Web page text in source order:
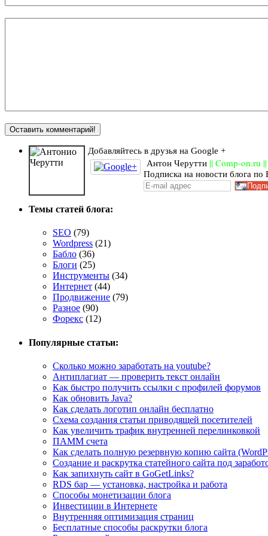
Добавляйтесь в друзья на Google +
Антон Черутти || Comp-on.ru ||
Подписка на новости блога по
Темы статей блога:
SEO (79)
Wordpress (21)
Бабло (36)
Блоги (25)
Инструменты (34)
Интернет (44)
Продвижение (79)
Разное (90)
Форекс (12)
Популярные статьи:
Сколько можно заработать на youtube?
Антиплагиат — проверить текст онлайн
Как быстро получить ссылки с профилей форумов
Как обновить Java?
Как сделать логотип онлайн бесплатно
Cхема создания статьи приводящей посетителей
Как увеличить трафик внутренней перелинковкой
ПАММ счета
Как сделать полную резервную копию сайта
Создание и раскрутка статейного сайта под
Как запихнуть сайт в GoGetLinks?
RDS бар — установка, настройка и работа
Способы монетизации блога
Инвестиции в Интернете
Внутренняя оптимизация страниц
Бесплатные способы раскрутки блога